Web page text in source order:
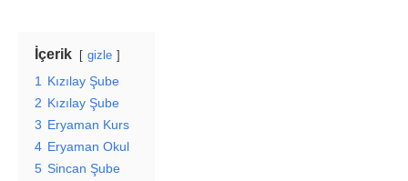
İçerik gizle
1
Kızılay Şube
2 Kızılay Şube
3 Eryaman Kurs
4 Eryaman Okul
5 Sincan Şube